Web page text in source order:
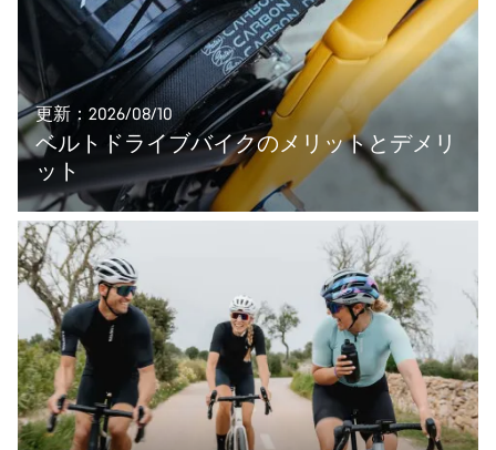
更新：2026/08/10
ベルトドライブバイクのメリットとデメリ
ット